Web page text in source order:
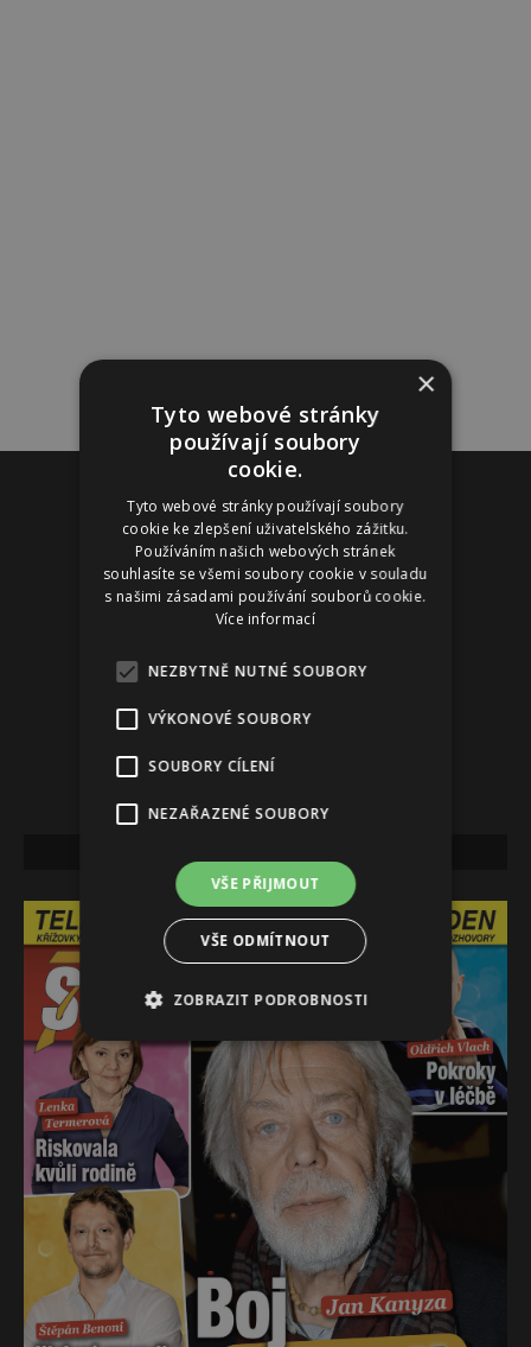
Reklama
×
Tyto webové stránky
používají soubory
cookie.
Tyto webové stránky používají soubory
cookie ke zlepšení uživatelského zážitku.
Používáním našich webových stránek
souhlasíte se všemi soubory cookie v souladu
s našimi zásadami používání souborů cookie.
Více informací
NEZBYTNĚ NUTNÉ SOUBORY
VÝKONOVÉ SOUBORY
SOUBORY CÍLENÍ
NEZAŘAZENÉ SOUBORY
VŠE PŘIJMOUT
VŠE ODMÍTNOUT
ZOBRAZIT PODROBNOSTI